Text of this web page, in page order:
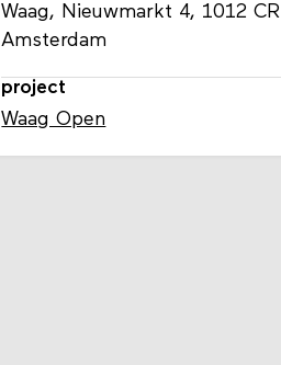
Waag, Nieuwmarkt 4, 1012 CR
Amsterdam
project
Waag Open